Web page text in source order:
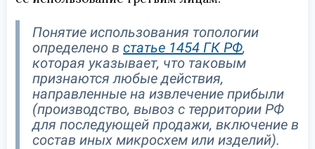
Понятие использования топологии
определено в статье 1454 ГК РФ,
которая указывает, что таковым
признаются любые действия,
направленные на извлечение прибыли
(производство, вывоз с территории РФ
для последующей продажи, включение в
состав иных микросхем или изделий).